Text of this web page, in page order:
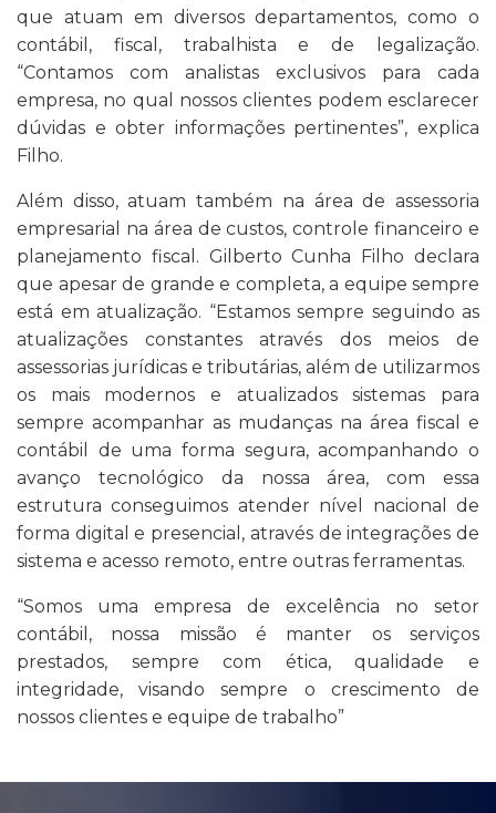
que atuam em diversos departamentos, como o
contábil, fiscal, trabalhista e de legalização.
“Contamos com analistas exclusivos para cada
empresa, no qual nossos clientes podem esclarecer
dúvidas e obter informações pertinentes”, explica
Filho.
Além disso, atuam também na área de assessoria
empresarial na área de custos, controle financeiro e
planejamento fiscal. Gilberto Cunha Filho declara
que apesar de grande e completa, a equipe sempre
está em atualização. “Estamos sempre seguindo as
atualizações constantes através dos meios de
assessorias jurídicas e tributárias, além de utilizarmos
os mais modernos e atualizados sistemas para
sempre acompanhar as mudanças na área fiscal e
contábil de uma forma segura, acompanhando o
avanço tecnológico da nossa área, com essa
estrutura conseguimos atender nível nacional de
forma digital e presencial, através de integrações de
sistema e acesso remoto, entre outras ferramentas.
“Somos uma empresa de excelência no setor
contábil, nossa missão é manter os serviços
prestados, sempre com ética, qualidade e
integridade, visando sempre o crescimento de
nossos clientes e equipe de trabalho”